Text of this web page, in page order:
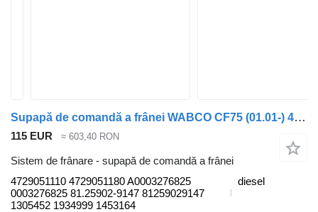
Supapă de comandă a frânei WABCO CF75 (01.01-) 4729051110 pentru camion DAF LF45, LF55, LF180, CF65, CF75, CF85 (2001-)
115 EUR ≈ 603,40 RON
Sistem de frânare - supapă de comandă a frânei
4729051110 4729051180 A0003276825
0003276825 81.25902-9147 81259029147
1305452 1934999 1453164
diesel